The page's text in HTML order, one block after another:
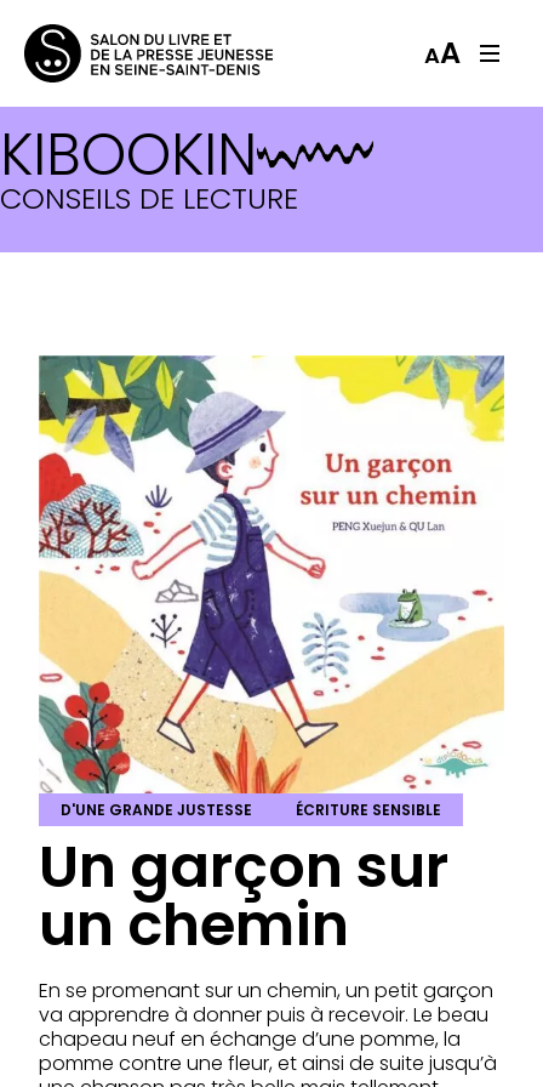
AA
KIBOOKIN
CONSEILS DE LECTURE
D'UNE GRANDE JUSTESSE ÉCRITURE SENSIBLE
Un garçon sur
un chemin
En se promenant sur un chemin, un petit garçon
va apprendre à donner puis à recevoir. Le beau
chapeau neuf en échange d’une pomme, la
pomme contre une fleur, et ainsi de suite jusqu’à